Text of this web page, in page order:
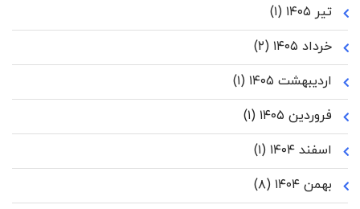
تیر ۱۴۰۵
(۱)
خرداد ۱۴۰۵
(۲)
اردیبهشت ۱۴۰۵
(۱)
فروردین ۱۴۰۵
(۱)
اسفند ۱۴۰۴
(۱)
بهمن ۱۴۰۴
(۸)